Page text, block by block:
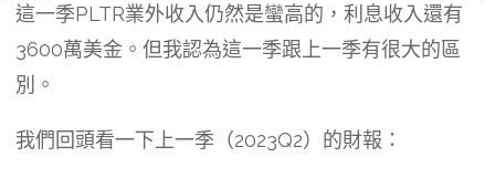
這一季PLTR業外收入仍然是蠻高的，利息收入還有
3600萬美金。但我認為這一季跟上一季有很大的區
別。
我們回頭看一下上一季（2023Q2）的財報：